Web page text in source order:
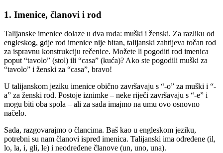
1. Imenice, članovi i rod
Talijanske imenice dolaze u dva roda: muški i ženski. Za razliku od
engleskog, gdje rod imenice nije bitan, talijanski zahtijeva točan rod
za ispravnu konstrukciju rečenice. Možete li pogoditi rod imenica
poput “tavolo” (stol) ili “casa” (kuća)? Ako ste pogodili muški za
“tavolo” i ženski za “casa”, bravo!
U talijanskom jeziku imenice obično završavaju s “-o” za muški i “-
a” za ženski rod. Postoje iznimke – neke riječi završavaju s “-e” i
mogu biti oba spola – ali za sada imajmo na umu ovo osnovno
načelo.
Sada, razgovarajmo o člancima. Baš kao u engleskom jeziku,
potrebni su nam članovi ispred imenica. Talijanski ima određene (il,
lo, la, i, gli, le) i neodređene članove (un, uno, una).